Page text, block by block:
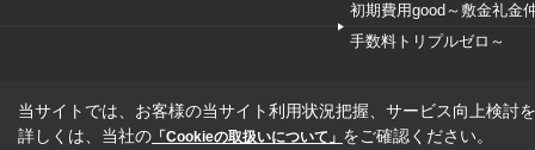
初期費用good～敷金礼金
手数料トリプルゼロ～
当サイトでは、お客様の当サイト利用状況把握、サービス向上検討
詳しくは、当社の 「Cookieの取扱いについて」 をご確認ください。